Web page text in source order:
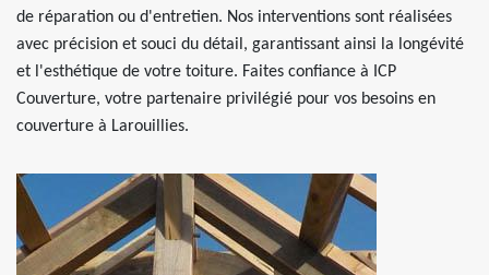
de réparation ou d'entretien. Nos interventions sont réalisées
avec précision et souci du détail, garantissant ainsi la longévité
et l'esthétique de votre toiture. Faites confiance à ICP
Couverture, votre partenaire privilégié pour vos besoins en
couverture à Larouillies.